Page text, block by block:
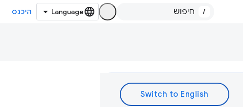
/ היכנס